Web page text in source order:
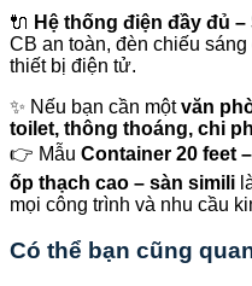
🔌 Hệ thống điện đầy đủ
CB an toàn, đèn chiếu
thiết bị điện tử.
✨ Nếu bạn cần mộtvăn
toilet, thông thoáng, chi
👉 Mẫu Container 20 feet
ốp thạch cao – sàn simili
mọi công trình và nhu cầu
Có thể bạn cũng